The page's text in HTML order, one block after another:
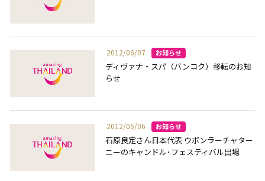
2012/06/07
ディヴァナ・スパ（バンコク）移転のお知
らせ
2012/06/06
石原良定さん日本代表 ウボンラーチャター
ニーのキャンドル･フェスティバル出場